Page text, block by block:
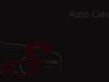
Auto